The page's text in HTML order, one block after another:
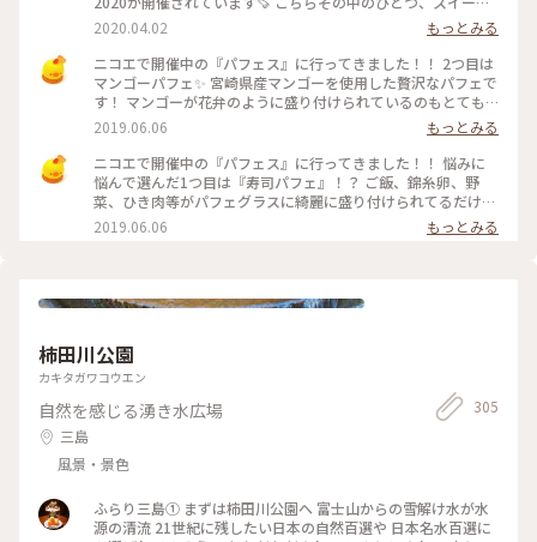
ポテトドルチェ 名前がすでに美味しそう🤤 焼き芋の中にラム
酒をきかせたお芋ペースト、その暖かい川越シルクスイートの
上に冷たいバニラアイス、仕上げにはちみつを上からたっぷり
😍😍😍 こんなん美味しくないわけがないっ‼️ もちろん美味し
くいただきました😋 こちらは店内イートインで食べられるも
のですがそれ以外にさつまいも入りのチキンカレーや焼き芋の
ポタージュ、お持ち帰りができる焼きいモンブランやいもあわ
団子、時間で焼きあがる超蜜焼き芋などがありました🤔 それ
以外にもまだラインナップはありましたよ～☝️ 焼き芋フェス
2020は4/5日曜日まで❗ ※コロナ問題で中々出掛けるのも大変
な時期ですが、入り口ではアルコールのスプレーなどが置いて
ありました 店内などは密閉密集空間なのでサッと買って帰っ
ことはわかりませんが…😅 #甘いものは正義#焼き芋#お芋#春
2020.04.02
もっとみる
ニコエで開催中の『パフェス』に行ってきました！！ 2つ目は
マンゴーパフェ✨ 宮崎県産マンゴーを使用した贅沢なパフェで
す！ マンゴーが花弁のように盛り付けられているのもとても
ときめきます♡ 味は安定の美味しさです！！とろとろで甘い
マンゴーとあっさりシャーベットがとてもバランス良いで
す！！ #わたしの街 #浜松 #ニコエ #パフェ
2019.06.06
もっとみる
ニコエで開催中の『パフェス』に行ってきました！！ 悩みに
悩んで選んだ1つ目は『寿司パフェ』！？ ご飯、錦糸卵、野
菜、ひき肉等がパフェグラスに綺麗に盛り付けられてるだけで
はありません！！ なんと、上にわさびアイスが乗ってます(ﾟ
∀ﾟ) 爽やかな辛味とクリーミーな甘さのアイスが具材と合わさ
エ #パフェ
2019.06.06 もっとみる
柿田川公園
カキタガワコウエン
自然を感じる湧き水広場
三島
風景・景色
305
ふらり三島① まずは柿田川公園へ 富士山からの雪解け水が水
源の清流 21世紀に残したい日本の自然百選や 日本名水百選に